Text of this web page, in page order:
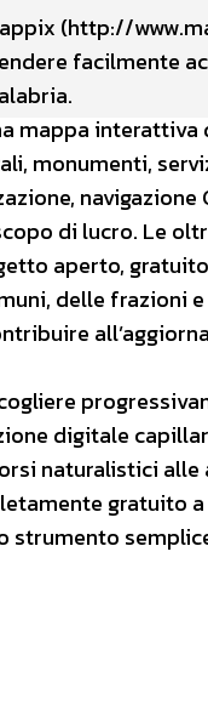
(http://
facilmente
mappa interattiva
monumenti,
di lucro. Le
aperto,
delle
digitale
naturalistici
gratuito
strumento